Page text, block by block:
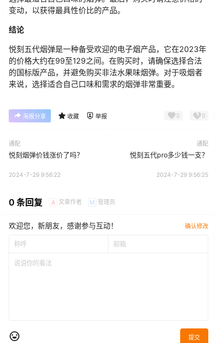
变动，以获得最具性价比的产品。
结论
悦刻五代烟弹是一种备受欢迎的电子烟产品，它在2023年
的价格大约在99至129之间。在购买时，请确保选择合法
的国标版产品，并避免购买非法水果味烟弹。对于吸烟者
来说，选择适合自己口味和需求的烟弹非常重要。
海报分享 收藏 举报 0 0
通配
悦刻烟弹价钱涨价了吗？
2024-7-29 9:56:22
通配
悦刻五代pro多少钱一支？
2024-7-29 9:56:25
0 条回复 A 文章作者 M 管理员
欢迎您，新朋友，感谢参与互动！ 确认修改
提交